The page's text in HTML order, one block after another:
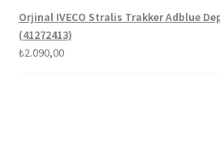
Orjinal IVECO Stralis Trakker Adblue
(41272413)
₺2.090,00